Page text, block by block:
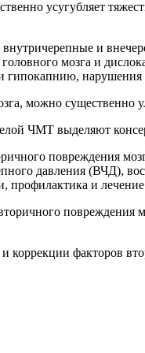
усугубляет
и
мозга и
нарушения
можно
ЧМТ выделяют
повреждения
давления (ВЧД),
профилактика и
повреждения
коррекции факторов